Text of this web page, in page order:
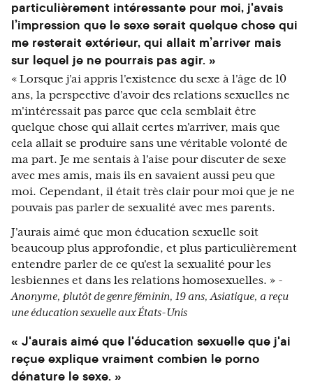
particulièrement intéressante pour moi, j'avais
l’impression que le sexe serait quelque chose qui
me resterait extérieur, qui allait m’arriver mais
sur lequel je ne pourrais pas agir. »
« Lorsque j'ai appris l'existence du sexe à l'âge de 10
ans, la perspective d'avoir des relations sexuelles ne
m'intéressait pas parce que cela semblait être
quelque chose qui allait certes m'arriver, mais que
cela allait se produire sans une véritable volonté de
ma part. Je me sentais à l'aise pour discuter de sexe
avec mes amis, mais ils en savaient aussi peu que
moi. Cependant, il était très clair pour moi que je ne
pouvais pas parler de sexualité avec mes parents.
J'aurais aimé que mon éducation sexuelle soit
beaucoup plus approfondie, et plus particulièrement
entendre parler de ce qu'est la sexualité pour les
lesbiennes et dans les relations homosexuelles. » -
Anonyme, plutôt de genre féminin, 19 ans, Asiatique, a reçu
une éducation sexuelle aux États-Unis
« J'aurais aimé que l'éducation sexuelle que j'ai
reçue explique vraiment combien le porno
dénature le sexe. »